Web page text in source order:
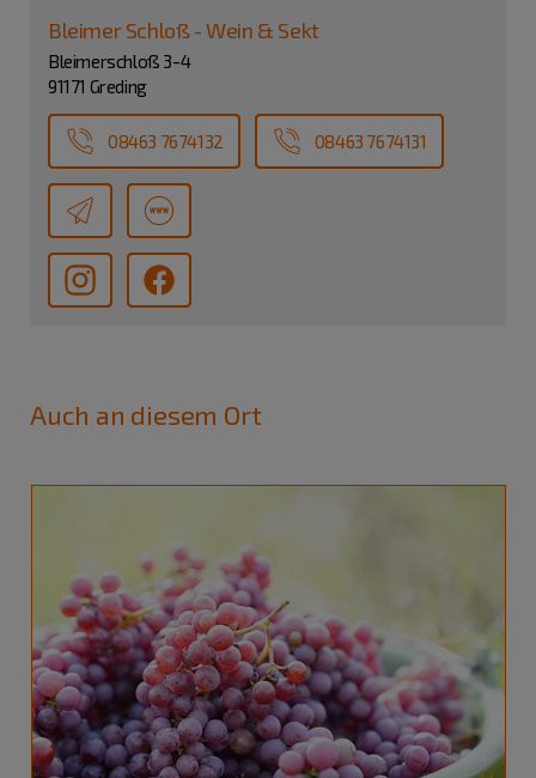
Bleimer Schloß - Wein & Sekt
Bleimerschloß 3-4
91171 Greding
08463 7674132 08463 7674131
Auch an diesem Ort